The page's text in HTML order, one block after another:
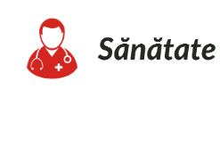
conținut